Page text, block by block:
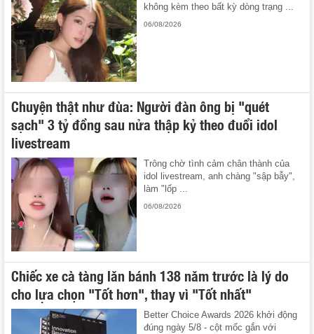
không kèm theo bất kỳ dòng trạng ...
06/08/2026
Chuyện thật như đùa: Người đàn ông bị "quét
sạch" 3 tỷ đồng sau nửa thập kỷ theo đuổi idol
livestream
Trông chờ tình cảm chân thành của
idol livestream, anh chàng "sập bẫy",
làm "lốp ...
06/08/2026
Chiếc xe cà tàng lăn bánh 138 năm trước là lý do
cho lựa chọn "Tốt hơn", thay vì "Tốt nhất"
Better Choice Awards 2026 khởi động
đúng ngày 5/8 - cột mốc gắn với